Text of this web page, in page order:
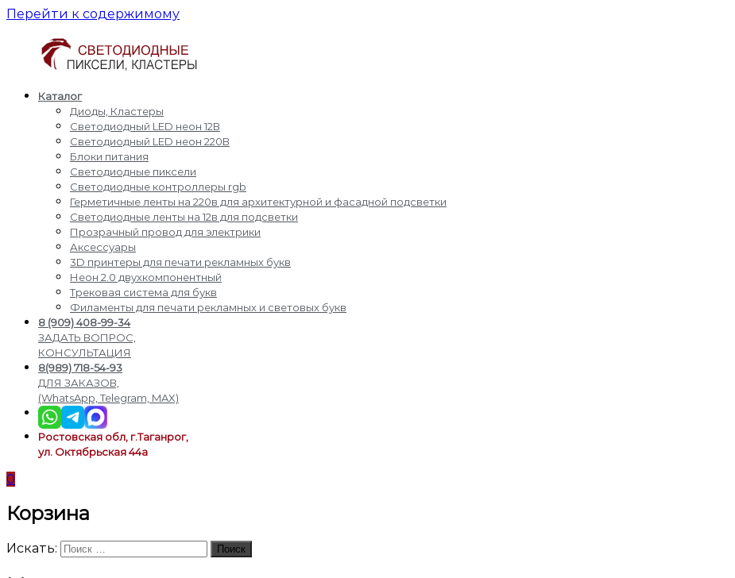
Перейти к содержимому
Светодиодные
пиксели
кластеры
Производство
доставка
светодиодные
пиксели,
кластеры,
светодиодный
питания,
светодиодные
контроллеры
rgb,
прожекторы
подсветки
Каталог
Диоды, Кластеры
Светодиодный LED неон 12В
Светодиодный LED неон 220В
Блоки питания
Светодиодные пиксели
Светодиодные контроллеры rgb
Герметичные ленты на 220в для архитектурной и фасадной подсветки
Светодиодные ленты на 12в для подсветки
Прозрачный провод для электрики
Аксессуары
3D принтеры для печати рекламных букв
Неон 2.0 двухкомпонентный
Трековая система для букв
Филаменты для печати рекламных и световых букв
8 (909) 408-99-34
ЗАДАТЬ ВОПРОС,
КОНСУЛЬТАЦИЯ
8(989) 718-54-93
ДЛЯ ЗАКАЗОВ,
(WhatsApp, Telegram, MAX)
Ростовская обл, г.Таганрог,
ул. Октябрьская 44а
0
Корзина
Искать: Поиск